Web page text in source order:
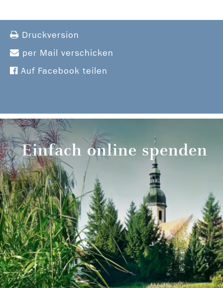
Druckversion
per Mail verschicken
Auf Facebook teilen
Einfach online spenden